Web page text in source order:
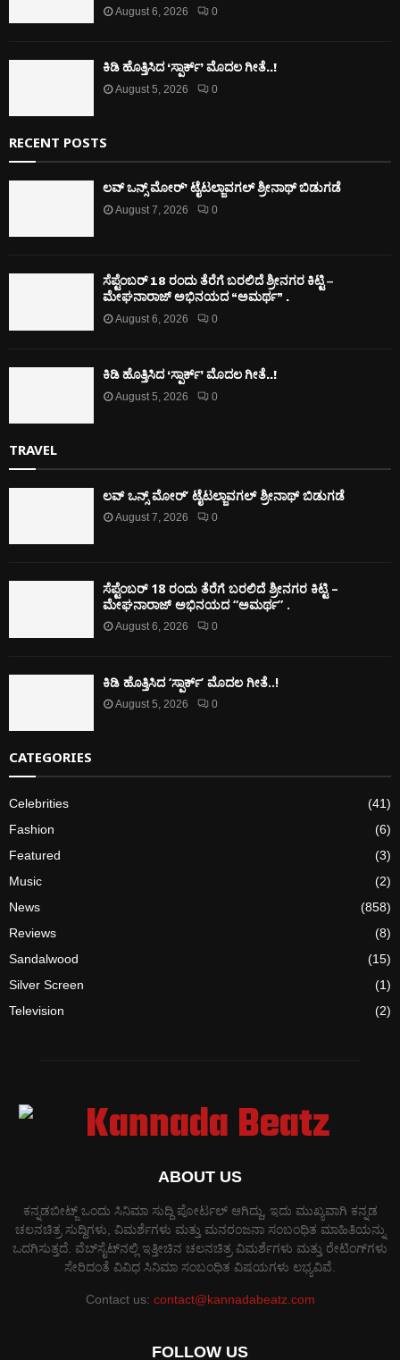
August 6, 2026 0
ಕಿಡಿ‌‌ ಹೊತ್ತಿಸಿದ ‘ಸ್ಪಾರ್ಕ್’ ಮೊದಲ‌ ಗೀತೆ..!
August 5, 2026 0
RECENT POSTS
ಲವ್ ಒನ್ಸ್ ಮೋರ್’ ಟೈಟಲ್ಜಾವಗಲ್ ಶ್ರೀನಾಥ್ ಬಿಡುಗಡೆ
August 7, 2026 0
ಸೆಪ್ಟೆಂಬರ್ 18 ರಂದು ತೆರೆಗೆ ಬರಲಿದೆ ಶ್ರೀನಗರ ಕಿಟ್ಟಿ –
ಮೇಘನಾರಾಜ್ ಅಭಿನಯದ “ಅಮರ್ಥ” .
August 6, 2026 0
ಕಿಡಿ‌‌ ಹೊತ್ತಿಸಿದ ‘ಸ್ಪಾರ್ಕ್’ ಮೊದಲ‌ ಗೀತೆ..!
August 5, 2026 0
TRAVEL
ಲವ್ ಒನ್ಸ್ ಮೋರ್’ ಟೈಟಲ್ಜಾವಗಲ್ ಶ್ರೀನಾಥ್ ಬಿಡುಗಡೆ
August 7, 2026 0
ಸೆಪ್ಟೆಂಬರ್ 18 ರಂದು ತೆರೆಗೆ ಬರಲಿದೆ ಶ್ರೀನಗರ ಕಿಟ್ಟಿ –
ಮೇಘನಾರಾಜ್ ಅಭಿನಯದ “ಅಮರ್ಥ” .
August 6, 2026 0
ಕಿಡಿ‌‌ ಹೊತ್ತಿಸಿದ ‘ಸ್ಪಾರ್ಕ್’ ಮೊದಲ‌ ಗೀತೆ..!
August 5, 2026 0
CATEGORIES
Celebrities
(41)
Fashion
(6)
Featured
(3)
Music
(2)
News
(858)
Reviews
(8)
Sandalwood
(15)
Silver Screen
(1)
Television
(2)
ABOUT US
ಕನ್ನಡಬೀಟ್ಜ್ ಒಂದು ಸಿನಿಮಾ ಸುದ್ದಿ ಪೋರ್ಟಲ್ ಆಗಿದ್ದು, ಇದು ಮುಖ್ಯವಾಗಿ ಕನ್ನಡ
ಚಲನಚಿತ್ರ ಸುದ್ದಿಗಳು, ವಿಮರ್ಶೆಗಳು ಮತ್ತು ಮನರಂಜನಾ ಸಂಬಂಧಿತ ಮಾಹಿತಿಯನ್ನು
ಒದಗಿಸುತ್ತದೆ. ವೆಬ್‌ಸೈಟ್‌ನಲ್ಲಿ ಇತ್ತೀಚಿನ ಚಲನಚಿತ್ರ ವಿಮರ್ಶೆಗಳು ಮತ್ತು ರೇಟಿಂಗ್‌ಗಳು
ಸೇರಿದಂತೆ ವಿವಿಧ ಸಿನಿಮಾ ಸಂಬಂಧಿತ ವಿಷಯಗಳು ಲಭ್ಯವಿವೆ.
Contact us: contact@kannadabeatz.com
FOLLOW US